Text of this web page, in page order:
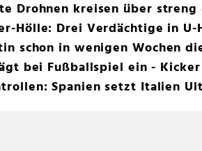
Drohnen kreisen über
Hölle: Drei Verdächtige in U-
schon in wenigen Wochen
bei Fußballspiel ein -
Spanien setzt Italien